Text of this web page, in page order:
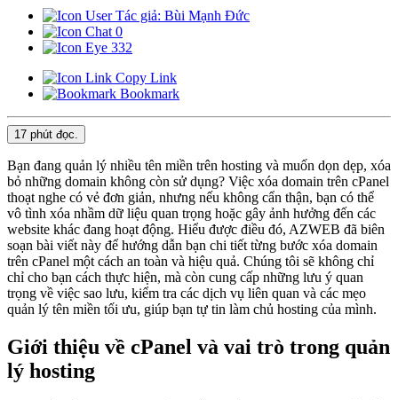
Tác giả: Bùi Mạnh Đức
0
332
Copy Link
Bookmark
17 phút đọc.
Bạn đang quản lý nhiều tên miền trên hosting và muốn dọn dẹp, xóa
bỏ những domain không còn sử dụng? Việc xóa domain trên cPanel
thoạt nghe có vẻ đơn giản, nhưng nếu không cẩn thận, bạn có thể
vô tình xóa nhầm dữ liệu quan trọng hoặc gây ảnh hưởng đến các
website khác đang hoạt động. Hiểu được điều đó, AZWEB đã biên
soạn bài viết này để hướng dẫn bạn chi tiết từng bước xóa domain
trên cPanel một cách an toàn và hiệu quả. Chúng tôi sẽ không chỉ
chỉ cho bạn cách thực hiện, mà còn cung cấp những lưu ý quan
trọng về việc sao lưu, kiểm tra các dịch vụ liên quan và các mẹo
quản lý tên miền tối ưu, giúp bạn tự tin làm chủ hosting của mình.
Giới thiệu về cPanel và vai trò trong quản
lý hosting